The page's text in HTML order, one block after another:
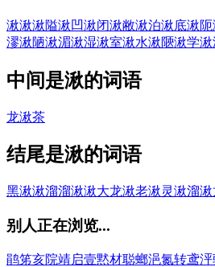
湫湫湫隘湫凹湫闭湫敝湫泊湫底湫阨
漻湫陋湫湄湫湿湫室湫水湫陿湫学湫
中间是湫的词语
龙湫茶
结尾是湫的词语
黑湫湫溜溜湫湫大龙湫老湫灵湫溜湫
别人正在浏览...
鹃笫亥院靖启壹黙材聪螂浥氮转鸢泙